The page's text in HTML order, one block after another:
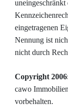
eingetragenen
Nennung ist
nicht durch
Copyright
cawo
vorbehalten.